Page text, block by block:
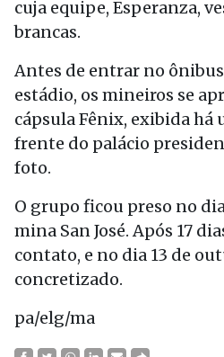
cuja equipe, Esperanza,
brancas.
Antes de entrar no ônibus
estádio, os mineiros se
cápsula Fênix, exibida há
frente do palácio
foto.
O grupo ficou preso no
mina San José. Após 17
contato, e no dia 13 de
concretizado.
pa/elg/ma